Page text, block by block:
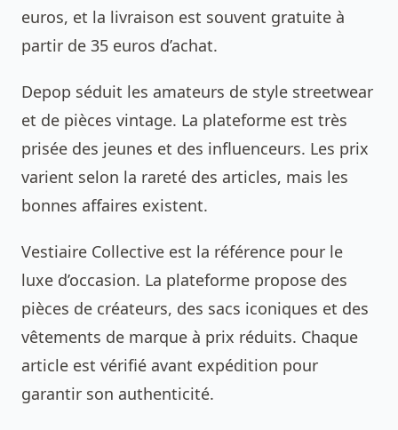
euros, et la livraison est souvent gratuite à
partir de 35 euros d’achat.
Depop séduit les amateurs de style streetwear
et de pièces vintage. La plateforme est très
prisée des jeunes et des influenceurs. Les prix
varient selon la rareté des articles, mais les
bonnes affaires existent.
Vestiaire Collective est la référence pour le
luxe d’occasion. La plateforme propose des
pièces de créateurs, des sacs iconiques et des
vêtements de marque à prix réduits. Chaque
article est vérifié avant expédition pour
garantir son authenticité.